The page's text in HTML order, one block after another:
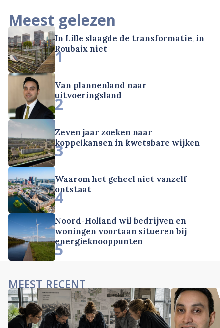
Meest gelezen
In Lille slaagde de transformatie, in
Roubaix niet
1
Van plannenland naar
uitvoeringsland
2
Zeven jaar zoeken naar
koppelkansen in kwetsbare wijken
3
Waarom het geheel niet vanzelf
ontstaat
4
Noord-Holland wil bedrijven en
woningen voortaan situeren bij
energieknooppunten
5
MEEST RECENT